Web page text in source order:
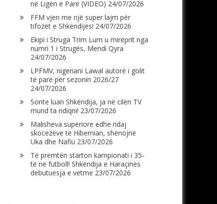
në Ligën e Parë (VIDEO) 24/07/2026
FFM vjen me një super lajm për
tifozët e Shkëndijës! 24/07/2026
Ekipi i Struga Trim Lum u mirëprit nga
numri 1 i Strugës, Mendi Qyra
24/07/2026
LPFMV, nigeriani Lawal autorë i golit
të parë për sezonin 2026/27
24/07/2026
Sonte luan Shkëndija, ja në cilën TV
mund ta ndiqni! 23/07/2026
Malisheva superiore edhe ndaj
skocezëve të Hibernian, shënojnë
Uka dhe Nafiu 23/07/2026
Të premtën starton kampionati i 35-
të në futboll! Shkëndija e Haraçinës
debutuesja e vetme 23/07/2026